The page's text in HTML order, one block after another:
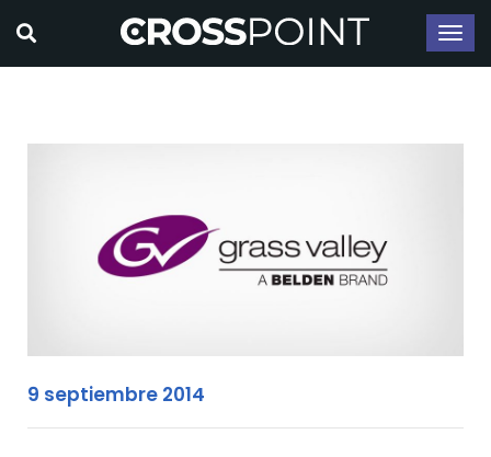
9 septiembre 2014